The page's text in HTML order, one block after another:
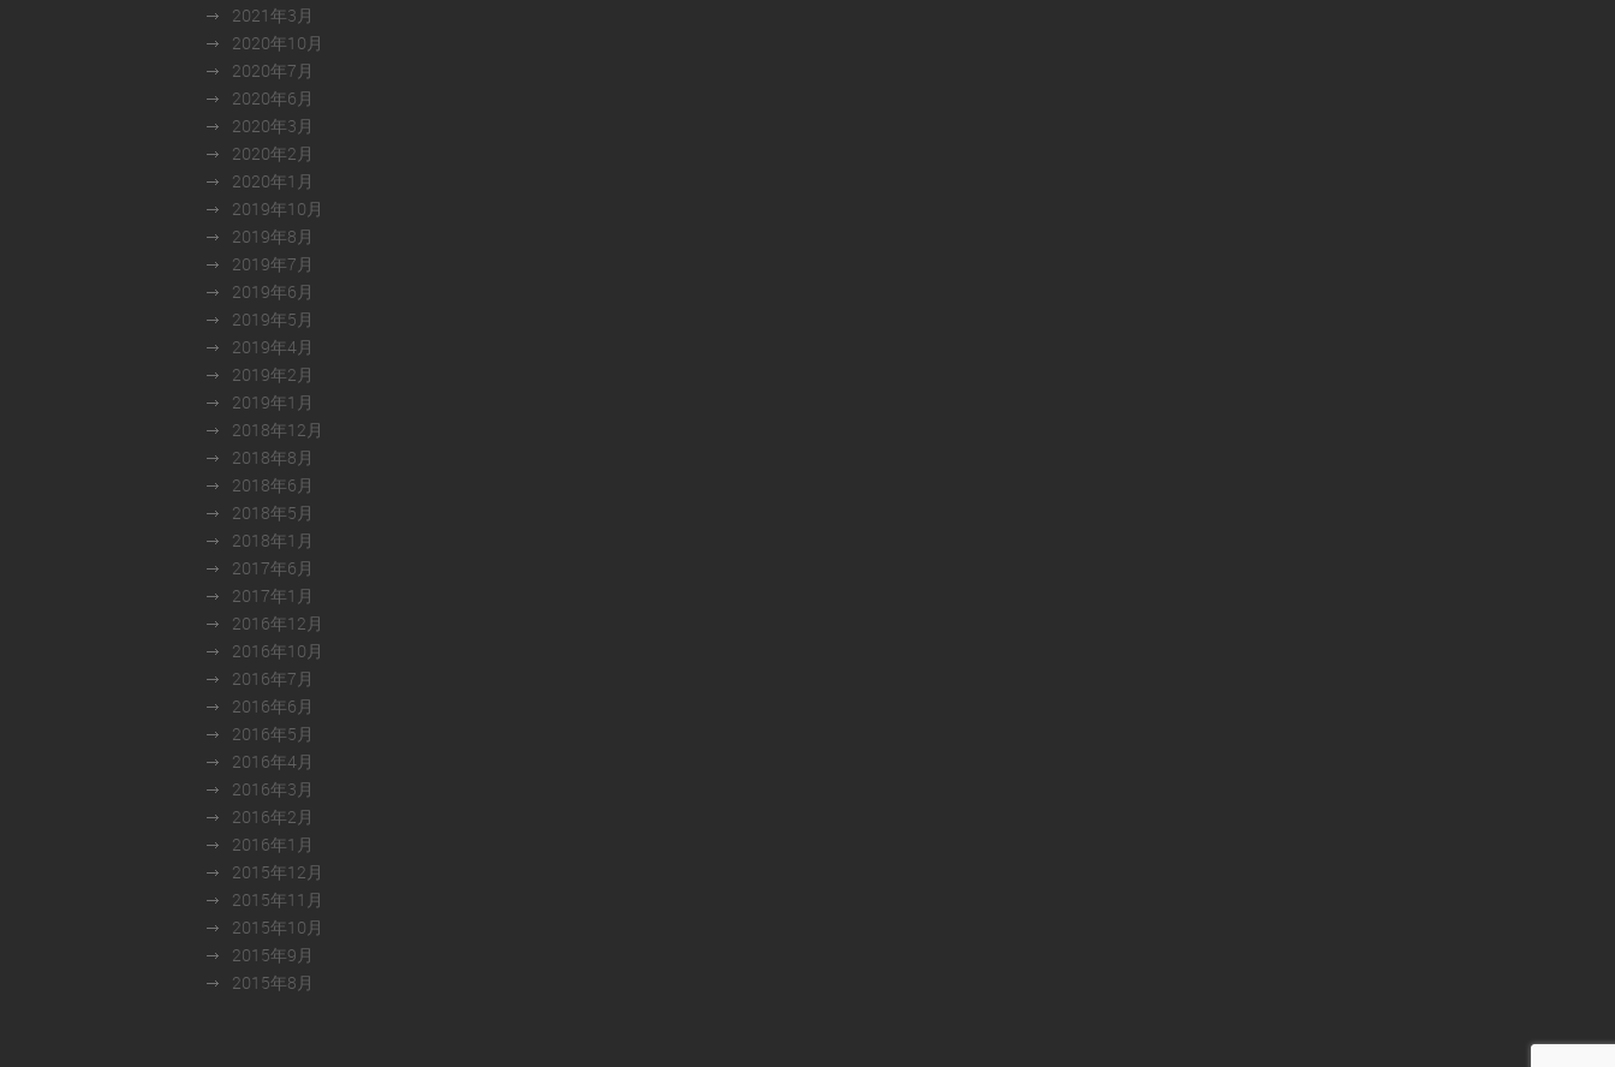
2021年3月
2020年10月
2020年7月
2020年6月
2020年3月
2020年2月
2020年1月
2019年10月
2019年8月
2019年7月
2019年6月
2019年5月
2019年4月
2019年2月
2019年1月
2018年12月
2018年8月
2018年6月
2018年5月
2018年1月
2017年6月
2017年1月
2016年12月
2016年10月
2016年7月
2016年6月
2016年5月
2016年4月
2016年3月
2016年2月
2016年1月
2015年12月
2015年11月
2015年10月
2015年9月
2015年8月